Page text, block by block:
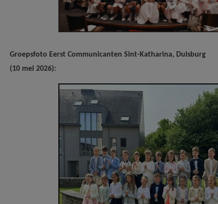
Groepsfoto Eerst Communicanten Sint-Katharina, Duisburg
(10 mei 2026):
Sint-Katharina - Eerste Communie